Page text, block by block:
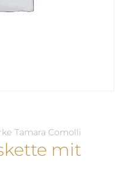
Tamara Comolli
mit